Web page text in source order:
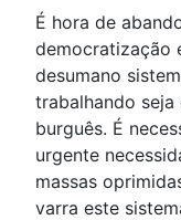
É hora de
democratização
desumano
trabalhando
burguês. É
urgente
massas
varra este